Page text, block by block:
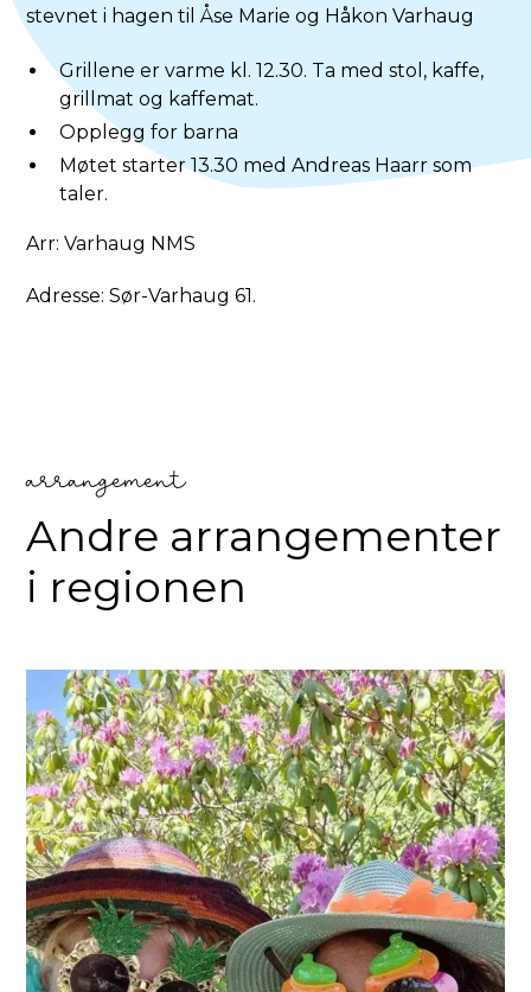
stevnet i hagen til Åse Marie og Håkon Varhaug
Grillene er varme kl. 12.30. Ta med stol, kaffe,
grillmat og kaffemat.
Opplegg for barna
Møtet starter 13.30 med Andreas Haarr som
taler.
Arr: Varhaug NMS
Adresse: Sør-Varhaug 61.
arrangement
Andre arrangementer
i regionen